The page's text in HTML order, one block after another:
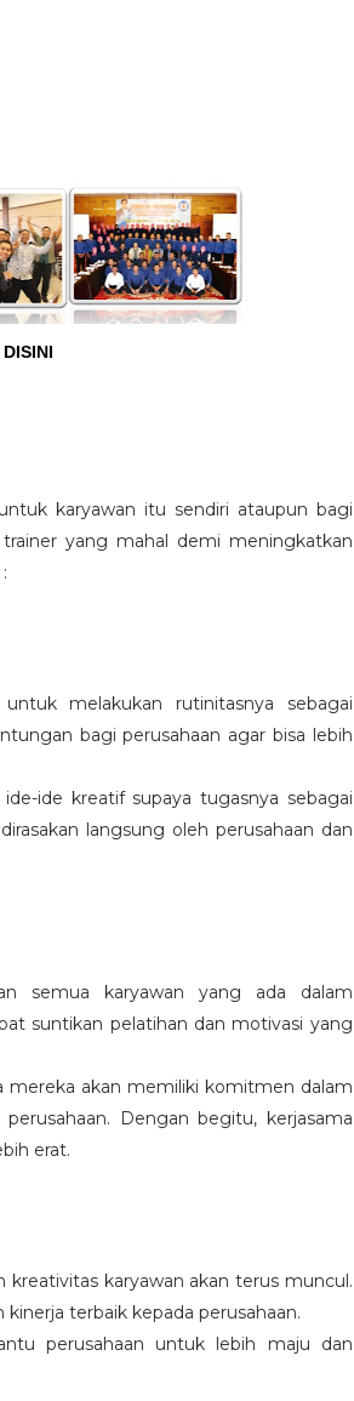
karyawan itu sendiri ataupun bagi
yang mahal demi meningkatkan
melakukan rutinitasnya sebagai
bagi perusahaan agar bisa lebih
ide kreatif supaya tugasnya sebagai
langsung oleh perusahaan dan
semua karyawan yang ada dalam
suntikan pelatihan dan motivasi yang
mereka akan memiliki komitmen dalam
Dengan begitu, kerjasama
erat.
karyawan akan terus muncul.
terbaik kepada perusahaan.
perusahaan untuk lebih maju dan